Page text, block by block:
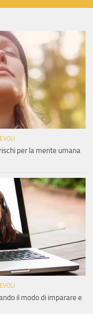
per la mente umana
il modo di imparare e